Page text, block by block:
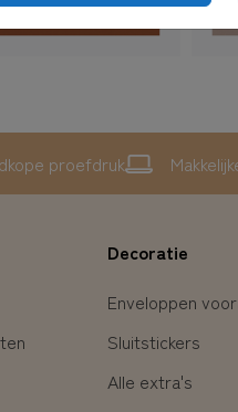
proefdruk
Decoratie
Enveloppen
Sluitstickers
Alle extra's